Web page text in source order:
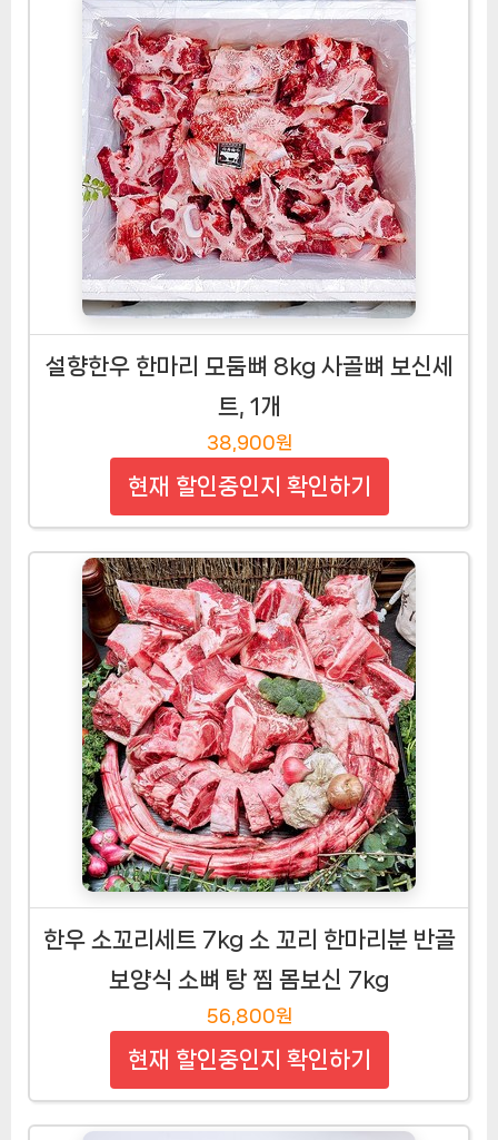
설향한우 한마리 모둠뼈 8kg 사골뼈 보신세
트, 1개
38,900원
현재 할인중인지 확인하기
한우 소꼬리세트 7kg 소 꼬리 한마리분 반골
보양식 소뼈 탕 찜 몸보신 7kg
56,800원
현재 할인중인지 확인하기